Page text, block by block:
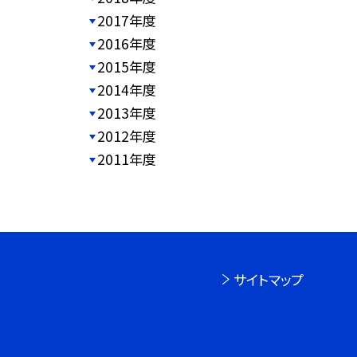
2017年度
2016年度
2015年度
2014年度
2013年度
2012年度
2011年度
サイトマップ